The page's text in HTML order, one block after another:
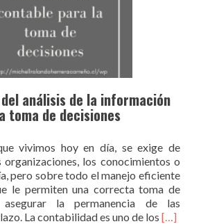
análisis de la información
toma de decisiones
vivimos hoy en día, se exige de
organizaciones, los conocimientos o
pero sobre todo el manejo eficiente
le permiten una correcta toma de
asegurar la permanencia de las
La contabilidad es uno de los Leer
[…]